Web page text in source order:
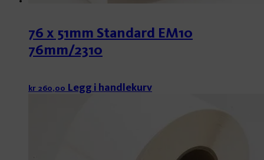
76 x 51mm Standard EM10
76mm/2310
kr 260,00 Legg i handlekurv